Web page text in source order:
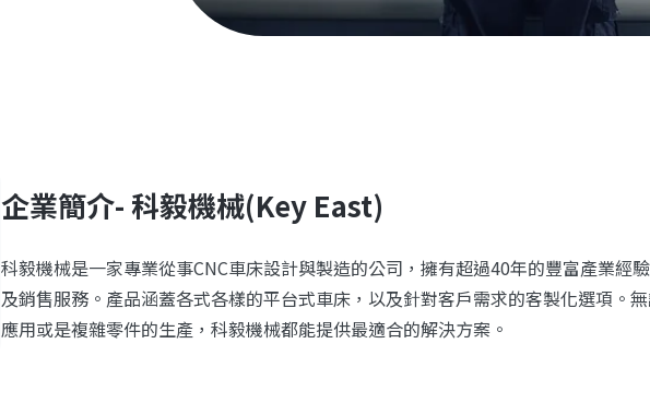
企業簡介- 科毅機械(Key East)
科毅機械是一家專業從事CNC車床設計與製造的公司，擁有超過40年的豐富產業經
及銷售服務。產品涵蓋各式各樣的平台式車床，以及針對客戶需求的客製化選項。
應用或是複雜零件的生產，科毅機械都能提供最適合的解決方案。